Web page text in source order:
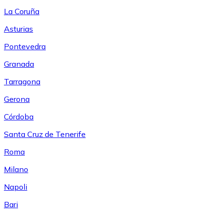
La Coruña
Asturias
Pontevedra
Granada
Tarragona
Gerona
Córdoba
Santa Cruz de Tenerife
Roma
Milano
Napoli
Bari